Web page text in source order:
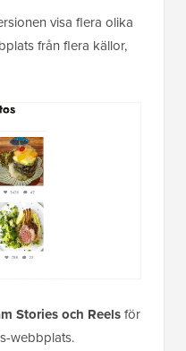
visa flera olika
från flera källor,
Stories och Reelsför
webbplats.